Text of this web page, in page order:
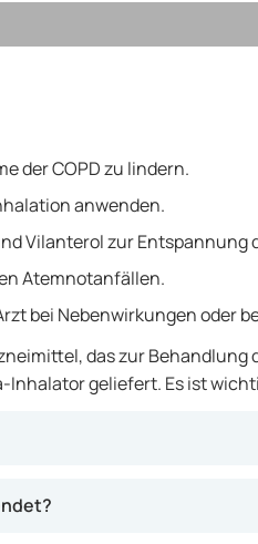
der COPD zu lindern.
anwenden.
Vilanterol zur Entspannung
Atemnotanfällen.
bei Nebenwirkungen oder
das zur
geliefert. Es ist